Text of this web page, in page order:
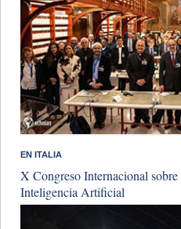
​EN ITALIA
X Congreso Internacional
Inteligencia Artificial